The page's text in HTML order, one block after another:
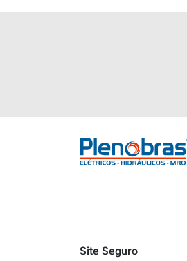
Site Seguro
Bem vindo a Plenobras! Aqui você
encontra toda a linha de materiais
Dúvidas técnicas sobre produtos